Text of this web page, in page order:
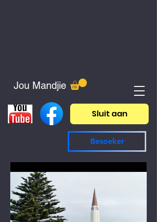
Jou Mandjie
Sluit aan
Besoeker